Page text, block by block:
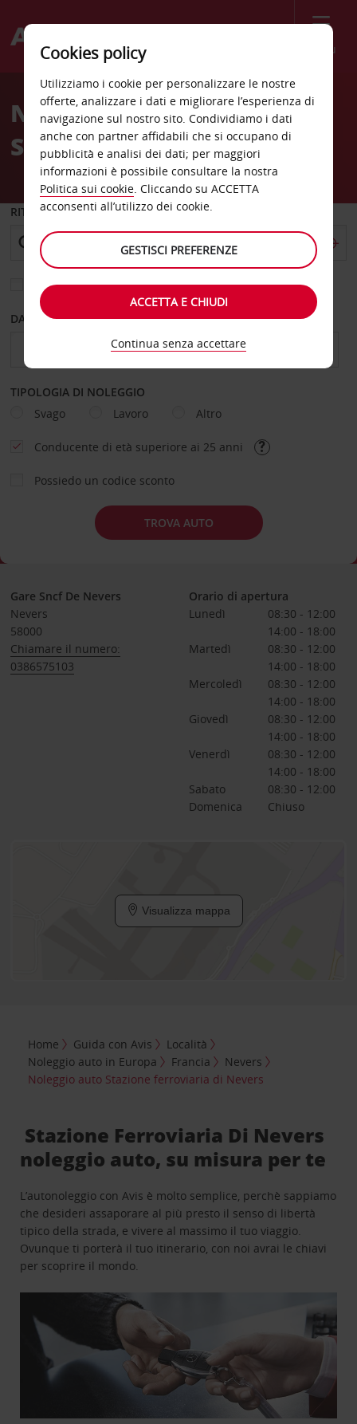
Menù
Welcome
AvisNoleggio auto alla
Stazione di Nevers
RITIRO DA
Scegli una località di riconsegna diversa
DAL GIORNO AL GIORNO
TIPOLOGIA DI NOLEGGIO
Svago
Lavoro Altro
Conducente di età superiore ai 25 anni
Possiedo un codice sconto
TROVA AUTO
Gare Sncf De Nevers
Nevers
58000
Chiamare il numero:
0386575103
Orario di apertura
Lunedì
08:30 - 12:00
14:00 - 18:00
Martedì
08:30 - 12:00
14:00 - 18:00
Mercoledì
08:30 - 12:00
14:00 - 18:00
Giovedì
08:30 - 12:00
14:00 - 18:00
Venerdì
08:30 - 12:00
14:00 - 18:00
Sabato
08:30 - 12:00
Domenica
Chiuso
Visualizza mappa
Home Guida con Avis
Località
Noleggio auto in Europa
Francia
Nevers
Noleggio auto Stazione ferroviaria di Nevers
Stazione Ferroviaria Di Nevers
noleggio auto, su misura per te
L’autonoleggio con Avis è molto semplice, perchè sappiamo
che desideri assaporare al più presto il senso di libertà
tipico della strada, e vivere al massimo il tuo viaggio.
Ovunque ti porterà il tuo itinerario, con noi avrai le chiavi
per scoprire il mondo.
Cookies policy
Utilizziamo i cookie per personalizzare le nostre
offerte, analizzare i dati e migliorare l’esperienza di
navigazione sul nostro sito. Condividiamo i dati
anche con partner affidabili che si occupano di
pubblicità e analisi dei dati; per maggiori
informazioni è possibile consultare la nostra
Politica sui cookie. Cliccando su ACCETTA
acconsenti all’utilizzo dei cookie.
GESTISCI PREFERENZE
ACCETTA E CHIUDI
Continua senza accettare